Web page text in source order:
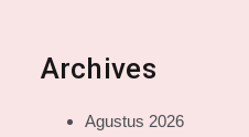
Archives
Agustus 2026